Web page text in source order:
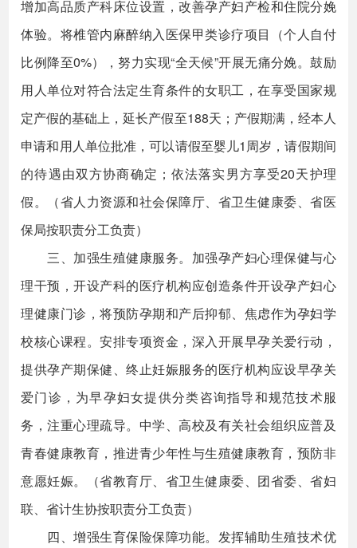
增加高品质产科床位设置，改善孕产妇产检和住院分娩
体验。将椎管内麻醉纳入医保甲类诊疗项目（个人自付
比例降至0%），努力实现“全天候”开展无痛分娩。鼓励
用人单位对符合法定生育条件的女职工，在享受国家规
定产假的基础上，延长产假至188天；产假期满，经本人
申请和用人单位批准，可以请假至婴儿1周岁，请假期间
的待遇由双方协商确定；依法落实男方享受20天护理
假。（省人力资源和社会保障厅、省卫生健康委、省医
保局按职责分工负责）
三、加强生殖健康服务。加强孕产妇心理保健与心
理干预，开设产科的医疗机构应创造条件开设孕产妇心
理健康门诊，将预防孕期和产后抑郁、焦虑作为孕妇学
校核心课程。安排专项资金，深入开展早孕关爱行动，
提供孕产期保健、终止妊娠服务的医疗机构应设早孕关
爱门诊，为早孕妇女提供分类咨询指导和规范技术服
务，注重心理疏导。中学、高校及有关社会组织应普及
青春健康教育，推进青少年性与生殖健康教育，预防非
意愿妊娠。（省教育厅、省卫生健康委、团省委、省妇
联、省计生协按职责分工负责）
四、增强生育保险保障功能。发挥辅助生殖技术优